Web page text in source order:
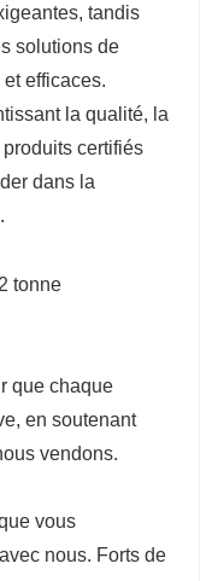
tandis
solutions de
efficaces.
la qualité, la
certifiés
dans la
que chaque
en soutenant
vendons.
vous
nous. Forts de